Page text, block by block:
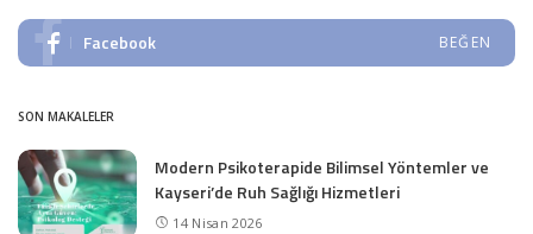
Facebook BEĞEN
SON MAKALELER
Modern Psikoterapide Bilimsel Yöntemler ve
Kayseri’de Ruh Sağlığı Hizmetleri
14 Nisan 2026